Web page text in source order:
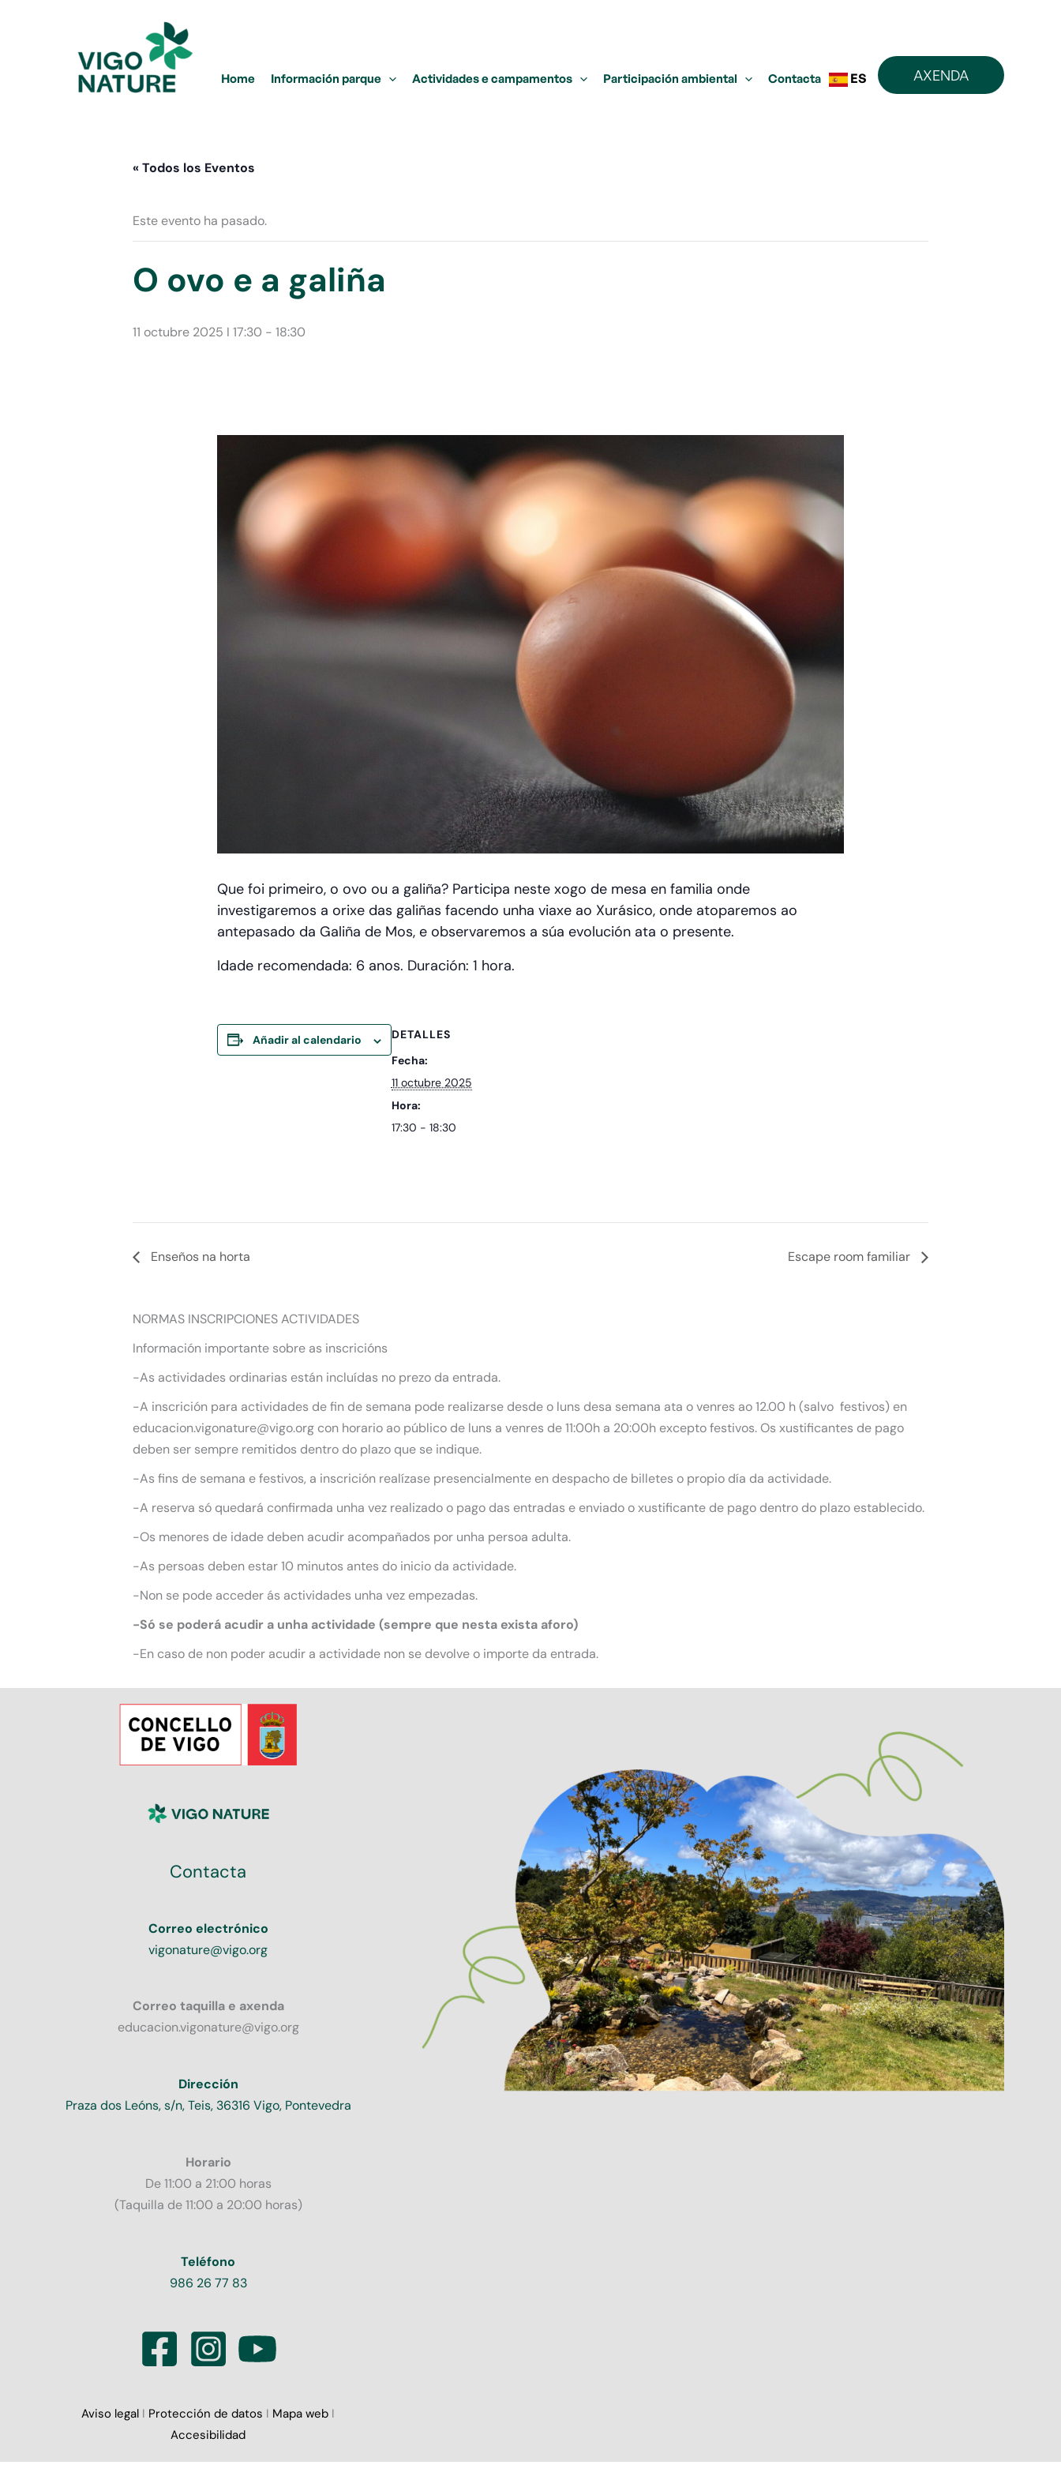
Home Información parque Actividades e campamentos Participación ambiental Contacta ES AXENDA
« Todos los Eventos
Este evento ha pasado.
O ovo e a galiña
11 octubre 2025 I 17:30 - 18:30
Que foi primeiro, o ovo ou a galiña? Participa neste xogo de mesa en familia onde
investigaremos a orixe das galiñas facendo unha viaxe ao Xurásico, onde atoparemos ao
antepasado da Galiña de Mos, e observaremos a súa evolución ata o presente.
Idade recomendada: 6 anos. Duración: 1 hora.
Añadir al calendario
DETALLES
Fecha:
11 octubre 2025
Hora:
17:30 - 18:30
Enseños na horta Escape room familiar
NORMAS INSCRIPCIONES ACTIVIDADES
Información importante sobre as inscricións
-As actividades ordinarias están incluídas no prezo da entrada.
-A inscrición para actividades de fin de semana pode realizarse desde o luns desa semana ata o venres ao 12.00 h (salvo festivos) en
educacion.vigonature@vigo.org con horario ao público de luns a venres de 11:00h a 20:00h excepto festivos. Os xustificantes de pago
deben ser sempre remitidos dentro do plazo que se indique.
-As fins de semana e festivos, a inscrición realízase presencialmente en despacho de billetes o propio día da actividade.
-A reserva só quedará confirmada unha vez realizado o pago das entradas e enviado o xustificante de pago dentro do plazo establecido.
-Os menores de idade deben acudir acompañados por unha persoa adulta.
-As persoas deben estar 10 minutos antes do inicio da actividade.
-Non se pode acceder ás actividades unha vez empezadas.
-Só se poderá acudir a unha actividade (sempre que nesta exista aforo)
-En caso de non poder acudir a actividade non se devolve o importe da entrada.
Contacta
Correo electrónico
vigonature@vigo.org
Correo taquilla e axenda
educacion.vigonature@vigo.org
Dirección
Praza dos Leóns, s/n, Teis, 36316 Vigo, Pontevedra
Horario
De 11:00 a 21:00 horas
(Taquilla de 11:00 a 20:00 horas)
Teléfono
986 26 77 83
Aviso legal I Protección de datos I Mapa web I
Accesibilidad